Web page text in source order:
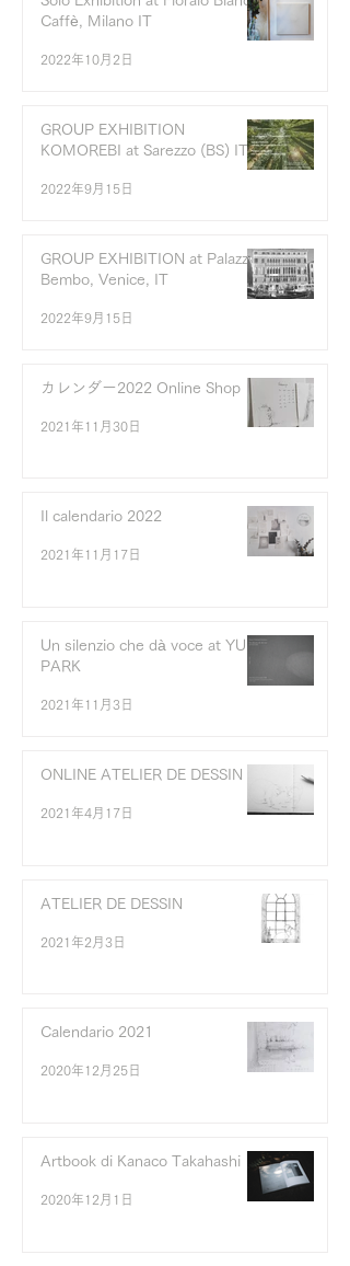
Caffè, Milano IT
2022年10月2日
GROUP EXHIBITION
KOMOREBI at Sarezzo (BS) IT
2022年9月15日
GROUP EXHIBITION at Palazzo
Bembo, Venice, IT
2022年9月15日
カレンダー2022 Online Shop
2021年11月30日
Il calendario 2022
2021年11月17日
Un silenzio che dà voce at YURI
PARK
2021年11月3日
ONLINE ATELIER DE DESSIN
2021年4月17日
ATELIER DE DESSIN
2021年2月3日
Calendario 2021
2020年12月25日
Artbook di Kanaco Takahashi
2020年12月1日